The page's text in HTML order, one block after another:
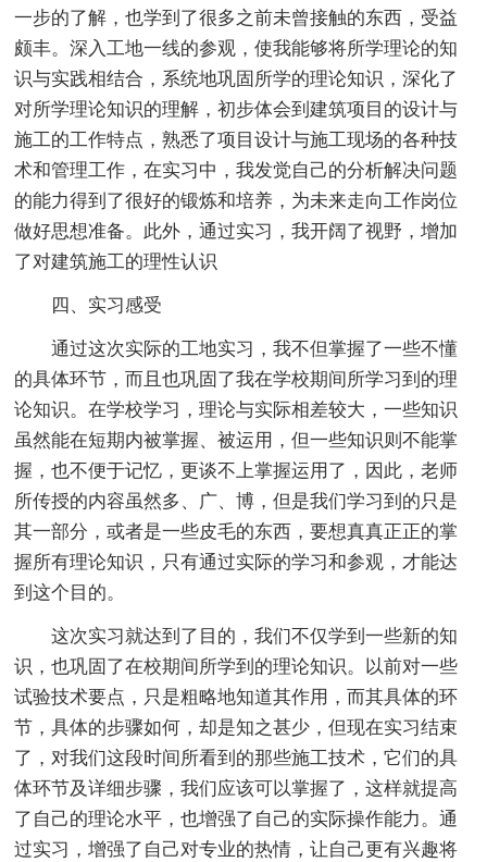
一步的了解，也学到了很多之前未曾接触的东西，受益
颇丰。深入工地一线的参观，使我能够将所学理论的知
识与实践相结合，系统地巩固所学的理论知识，深化了
对所学理论知识的理解，初步体会到建筑项目的设计与
施工的工作特点，熟悉了项目设计与施工现场的各种技
术和管理工作，在实习中，我发觉自己的分析解决问题
的能力得到了很好的锻炼和培养，为未来走向工作岗位
做好思想准备。此外，通过实习，我开阔了视野，增加
了对建筑施工的理性认识
四、实习感受
通过这次实际的工地实习，我不但掌握了一些不懂
的具体环节，而且也巩固了我在学校期间所学习到的理
论知识。在学校学习，理论与实际相差较大，一些知识
虽然能在短期内被掌握、被运用，但一些知识则不能掌
握，也不便于记忆，更谈不上掌握运用了，因此，老师
所传授的内容虽然多、广、博，但是我们学习到的只是
其一部分，或者是一些皮毛的东西，要想真真正正的掌
握所有理论知识，只有通过实际的学习和参观，才能达
到这个目的。
这次实习就达到了目的，我们不仅学到一些新的知
识，也巩固了在校期间所学到的理论知识。以前对一些
试验技术要点，只是粗略地知道其作用，而其具体的环
节，具体的步骤如何，却是知之甚少，但现在实习结束
了，对我们这段时间所看到的那些施工技术，它们的具
体环节及详细步骤，我们应该可以掌握了，这样就提高
了自己的理论水平，也增强了自己的实际操作能力。通
过实习，增强了自己对专业的热情，让自己更有兴趣将